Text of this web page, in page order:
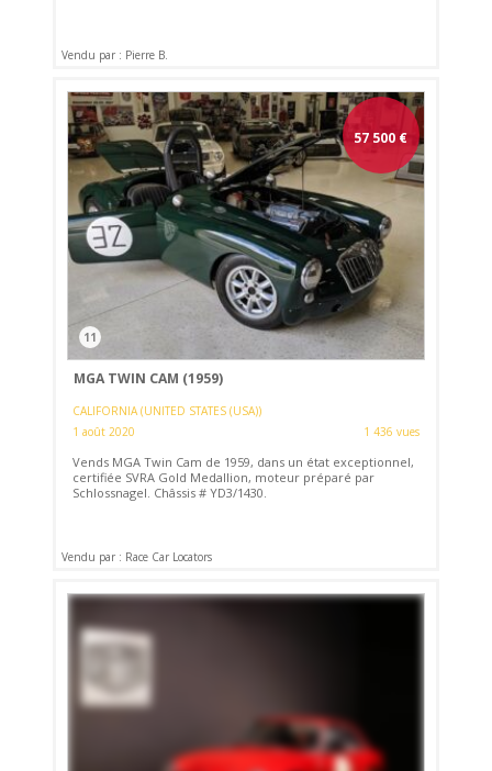
Vendu par : Pierre B.
57 500 €
11
MGA TWIN CAM (1959)
CALIFORNIA (UNITED STATES (USA))
1 août 2020
1 436 vues
Vends MGA Twin Cam de 1959, dans un état exceptionnel,
certifiée SVRA Gold Medallion, moteur préparé par
Schlossnagel. Châssis # YD3/1430.
Vendu par : Race Car Locators